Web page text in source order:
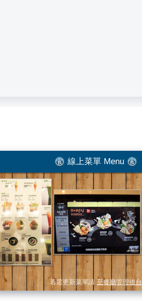
線上菜單 Menu
若需更新菜單請 至餐廳管理後台